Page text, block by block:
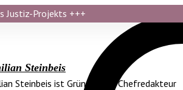
Justiz-Projekts +++
Steinbeis
Steinbeis ist Gründer und Chefredakteur